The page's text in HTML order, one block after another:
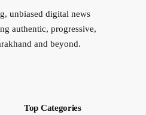
unbiased digital news
authentic, progressive,
and beyond.
Top Categories